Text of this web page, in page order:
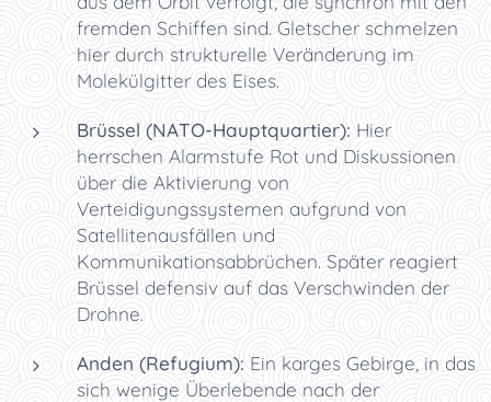
fremden Schiffen sind. Gletscher schmelzen
hier durch strukturelle Veränderung im
Molekülgitter des Eises.
Brüssel (NATO-Hauptquartier): Hier
herrschen Alarmstufe Rot und Diskussionen
über die Aktivierung von
Verteidigungssystemen aufgrund von
Satellitenausfällen und
Kommunikationsabbrüchen. Später reagiert
Brüssel defensiv auf das Verschwinden der
Drohne.
Anden (Refugium): Ein karges Gebirge, in das
sich wenige Überlebende nach der